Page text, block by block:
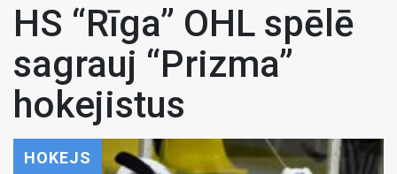
HS “Rīga” OHL spēlē
sagrauj “Prizma”
hokejistus
HOKEJS